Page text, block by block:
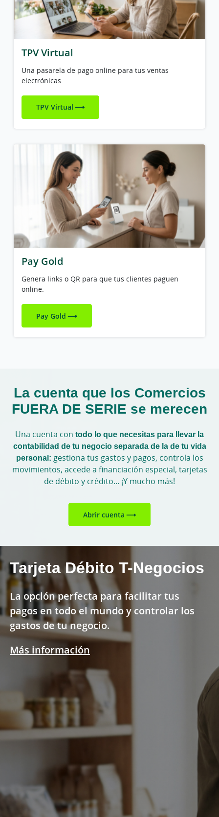
TPV Virtual
Una pasarela de pago online para tus ventas
electrónicas.
TPV Virtual
Pay Gold
Genera links o QR para que tus clientes paguen
online.
Pay Gold
La cuenta que los Comercios
FUERA DE SERIE se merecen
Una cuenta con todo lo que necesitas para llevar la
contabilidad de tu negocio separada de la de tu vida
personal: gestiona tus gastos y pagos, controla los
movimientos, accede a financiación especial, tarjetas
de débito y crédito... ¡Y mucho más!
Abrir cuenta
Tarjeta Débito T-Negocios
La opción perfecta para facilitar tus
pagos en todo el mundo y controlar los
gastos de tu negocio.
Más información
Una tarjeta que abre la puerta a pagos
más flexibles, seguros asociados y mucho
más.
Descúbrela
La forma más rápida y cómoda de pagar
en autopistas y algunos parkings.
Conocer más